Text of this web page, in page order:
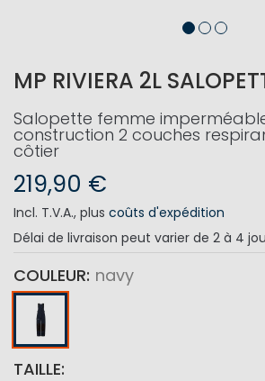
MP RIVIERA 2L
Salopette femme
construction 2 couches
côtier
219,90 €
Incl. T.V.A., plus coûts d'expédition
Délai de livraison peut varier de 2 à 4
COULEUR navy
TAILLE